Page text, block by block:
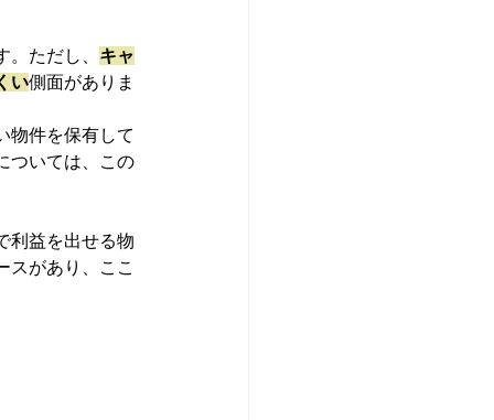
ただし、 キャ
い側面がありま
物件を保有して
ついては、この
利益を出せる物
スがあり、ここ